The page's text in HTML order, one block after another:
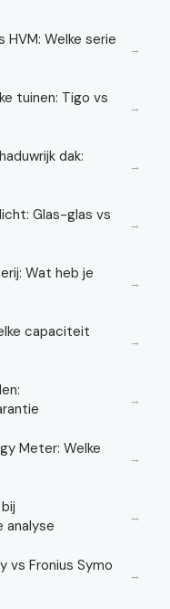
HVM: Welke serie
→
tuinen: Tigo vs
→
dak:
→
Glas-glas vs
→
Wat heb je
→
capaciteit
→
→
Meter: Welke
→
analyse
→
vs Fronius Symo
→